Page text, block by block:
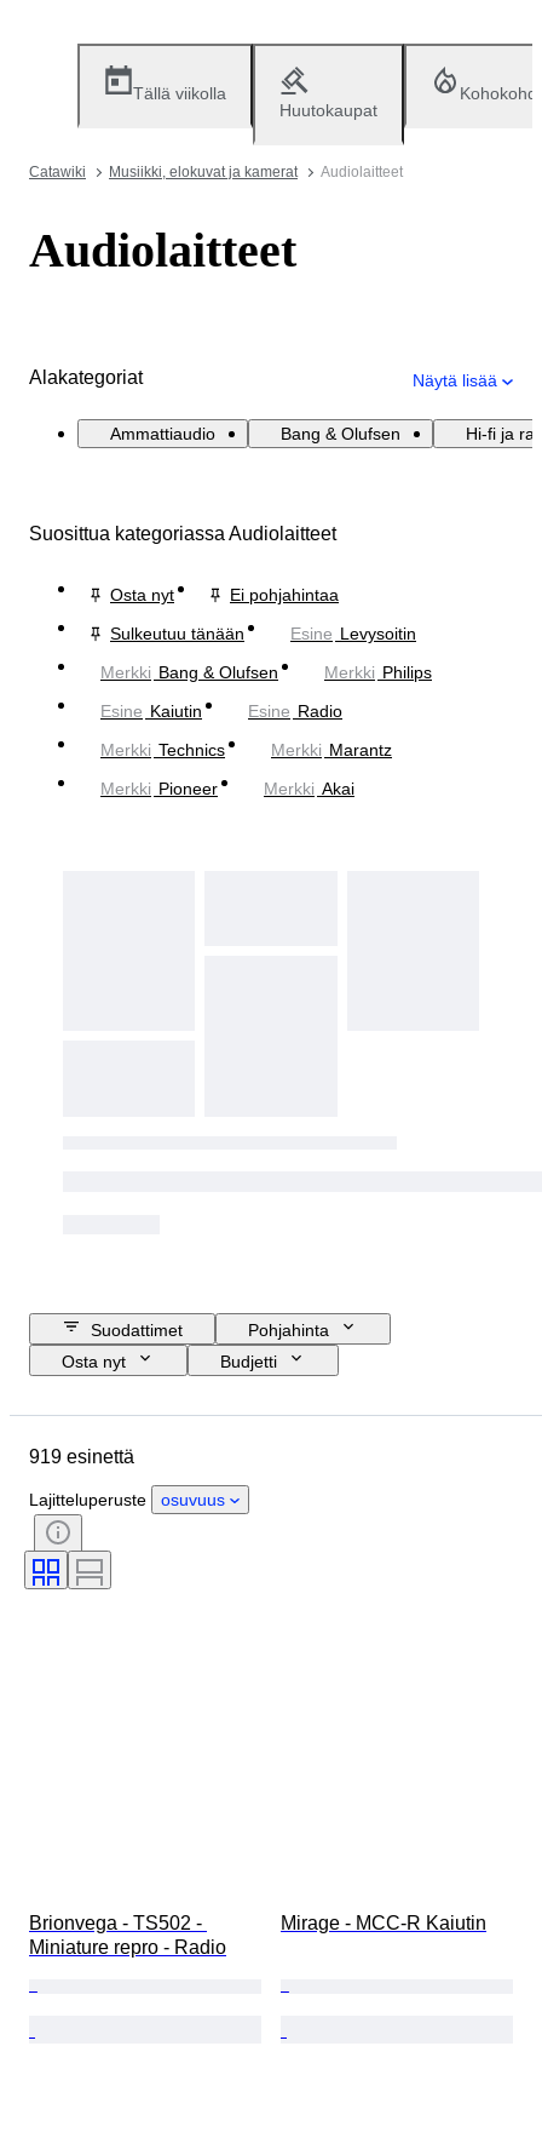
Tällä viikolla
Huutokaupat
Catawiki Musiikki, elokuvat ja kamerat Audiolaitteet
Audiolaitteet
Alakategoriat Näytä lisää
Ammattiaudio Bang & Olufsen Hi-fi ja
Suosittua kategoriassa Audiolaitteet
Osta nyt
Ei pohjahintaa
Sulkeutuu tänään
Esine Levysoitin
Merkki Bang & Olufsen Merkki Philips
Esine Kaiutin Esine Radio
Merkki Technics Merkki Marantz
Merkki Pioneer Merkki Akai
Suodattimet
Pohjahinta
Osta nyt
Budjetti
Materiaali
Tyylisuuntaus
Väri
Testattu ja toimiva
Levy-yhtiö
919 esinettä
Lajitteluperuste osuvuus
Brionvega - TS502 -
Miniature repro - Radio
Mirage - MCC-R Kaiutin